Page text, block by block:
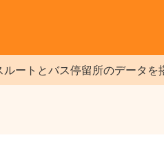
ートとバス停留所のデータを